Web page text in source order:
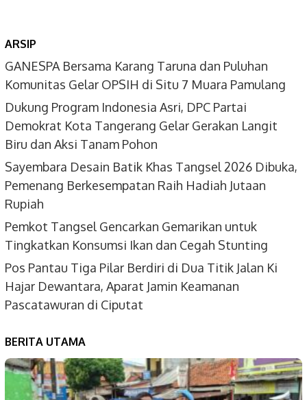
ARSIP
GANESPA Bersama Karang Taruna dan Puluhan
Komunitas Gelar OPSIH di Situ 7 Muara Pamulang
Dukung Program Indonesia Asri, DPC Partai
Demokrat Kota Tangerang Gelar Gerakan Langit
Biru dan Aksi Tanam Pohon
Sayembara Desain Batik Khas Tangsel 2026 Dibuka,
Pemenang Berkesempatan Raih Hadiah Jutaan
Rupiah
Pemkot Tangsel Gencarkan Gemarikan untuk
Tingkatkan Konsumsi Ikan dan Cegah Stunting
Pos Pantau Tiga Pilar Berdiri di Dua Titik Jalan Ki
Hajar Dewantara, Aparat Jamin Keamanan
Pascatawuran di Ciputat
BERITA UTAMA